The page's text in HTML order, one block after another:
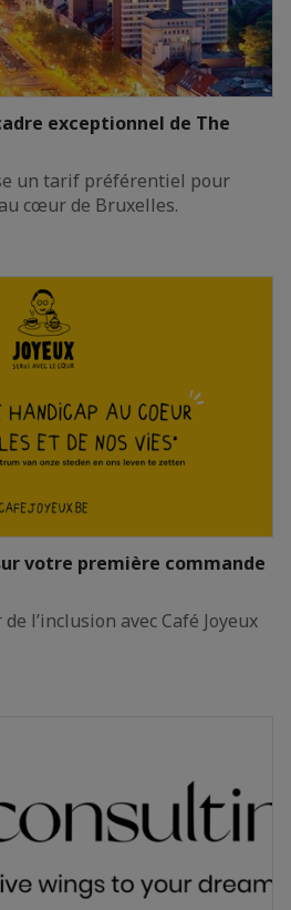
exceptionnel de The
un tarif préférentiel pour
cœur de Bruxelles.
votre première commande
l’inclusion avec Café Joyeux